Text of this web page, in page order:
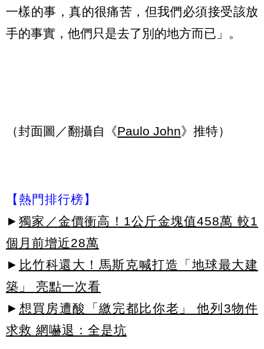
一樣的事，真的很痛苦，但我們必須接受該放
手的事實，他們只是去了別的地方而已」。
（封面圖／翻攝自《Paulo John》推特）
【熱門排行榜】
► 獨家／金價衝高！1公斤金塊值458萬 較1
個月前增近28萬
► 比竹科還大！馬斯克喊打造「地球最大建
築」 亮點一次看
► 想買房遭酸「繳完都比你老」 他列3物件
求救 網嚇退：全是坑